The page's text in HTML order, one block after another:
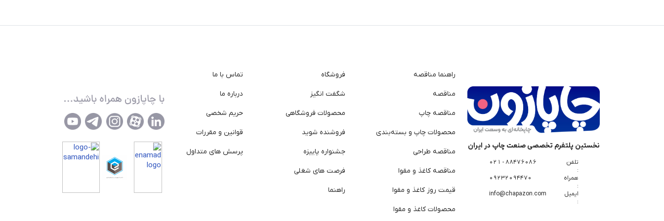
نخستین پلتفرم تخصصی صنعت چاپ در ایران
تلفن
:
88476086 - 021
همراه
:
09232094470
ایمیل
:
info@chapazon.com
راهنما مناقصه
مناقصه
مناقصه چاپ
محصولات چاپ و بسته‌بندی
مناقصه طراحی
مناقصه کاغذ و مقوا
قیمت روز کاغذ و مقوا
محصولات کاغذ و مقوا
فروشگاه
شگفت انگیز
محصولات فروشگاهی
فروشنده شوید
جشنواره پاییزه
فرصت های شغلی
راهنما
تماس با ما
درباره ما
حریم شخصی
قوانین و مقررات
پرسش های متداول